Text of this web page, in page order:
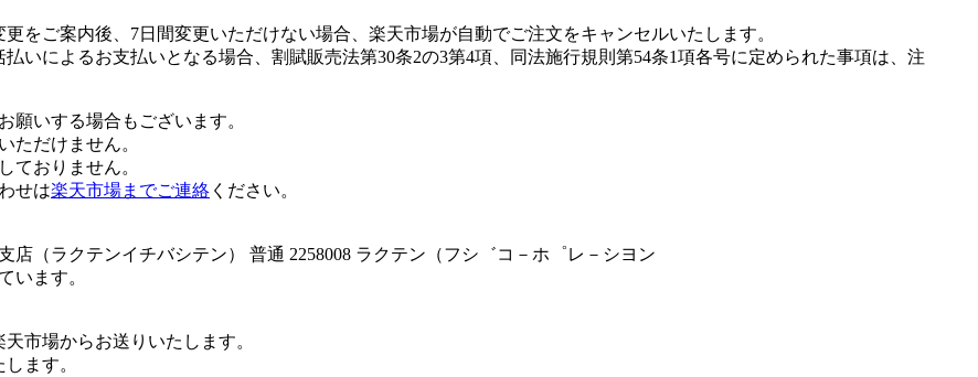
をご案内後、7日間変更いただけない場合、楽天市場が自動でご注文をキャンセルいたします。
いによるお支払いとなる場合、割賦販売法第30条2の3第4項、同法施行規則第54条1項各号に定められた事項は、注
いする場合もございます。
ただけません。
ておりません。
せは楽天市場までご連絡 ください。
店（ラクテンイチバシテン） 普通 2258008 ラクテン（フシ゛コ－ホ゜レ－シヨン
います。
市場からお送りいたします。
ます。